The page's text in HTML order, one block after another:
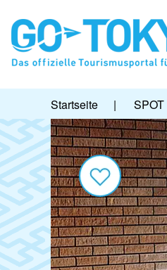
Startseite | SPOT